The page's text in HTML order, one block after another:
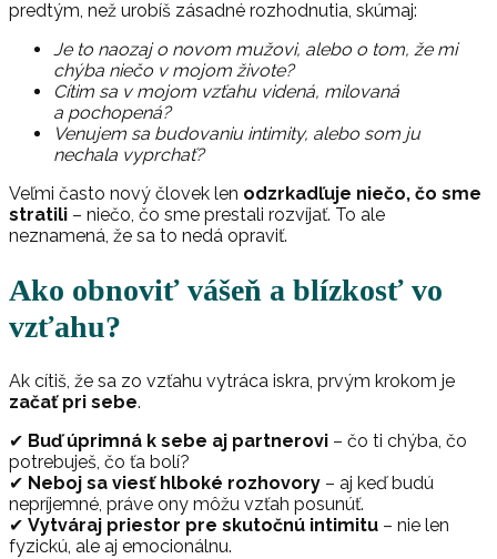
predtým, než urobíš zásadné rozhodnutia, skúmaj:
Je to naozaj o novom mužovi, alebo o tom, že mi
chýba niečo v mojom živote?
Cítim sa v mojom vzťahu videná, milovaná
a pochopená?
Venujem sa budovaniu intimity, alebo som ju
nechala vyprchať?
Veľmi často nový človek len odzrkadľuje niečo, čo sme
stratili – niečo, čo sme prestali rozvíjať. To ale
neznamená, že sa to nedá opraviť.
Ako obnoviť vášeň a blízkosť vo
vzťahu?
Ak cítiš, že sa zo vzťahu vytráca iskra, prvým krokom je
začať pri sebe.
✔ Buď úprimná k sebe aj partnerovi – čo ti chýba, čo
potrebuješ, čo ťa bolí?
✔ Neboj sa viesť hlboké rozhovory – aj keď budú
nepríjemné, práve ony môžu vzťah posunúť.
✔ Vytváraj priestor pre skutočnú intimitu – nie len
fyzickú, ale aj emocionálnu.